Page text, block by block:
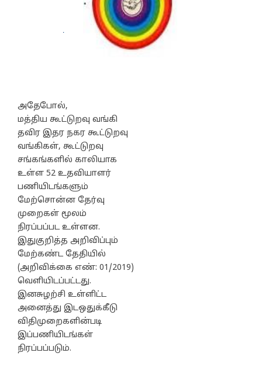
அதேபோல்,
மத்திய கூட்டுறவு வங்கி
தவிர இதர நகர கூட்டுறவு
வங்கிகள், கூட்டுறவு
சங்கங்களில் காலியாக
உள்ள 52 உதவியாளர்
பணியிடங்களும்
மேற்சொன்ன தேர்வு
முறைகள் மூலம்
நிரப்பப்பட உள்ளன.
இதுகுறித்த அறிவிப்பும்
மேற்கண்ட தேதியில்
(அறிவிக்கை எண்: 01/2019)
வெளியிடப்பட்டது.
இனசுழற்சி உள்ளிட்ட
அனைத்து இடஒதுக்கீடு
விதிமுறைகளின்படி
இப்பணியிடங்கள்
நிரப்பப்படும்.